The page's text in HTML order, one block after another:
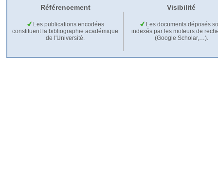
Référencement Visibilité
Les publications encodées
constituent la bibliographie académique
de l'Université.
Les documents déposés
indexés par les moteurs de
(Google Scholar,…).